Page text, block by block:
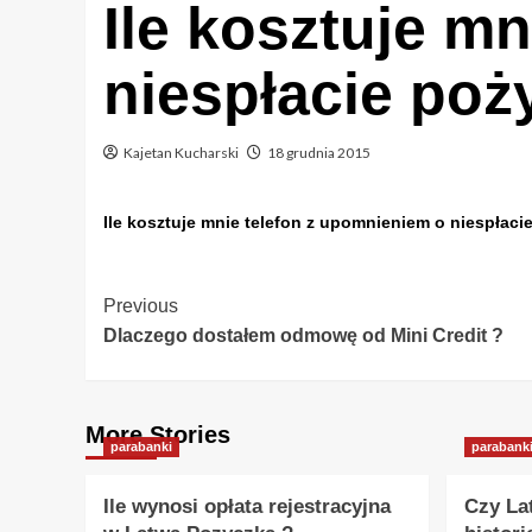
Ile kosztuje
niespłacie
Kajetan Kucharski 18 grudnia 2015
Ile kosztuje mnie telefon z upomnieniem o
Post
Navigation
Previous
Dlaczego dostałem odmowę od Mini Credit ?
More Stories
parabanki
Ile wynosi opłata rejestracyjna
parabanki
Czy